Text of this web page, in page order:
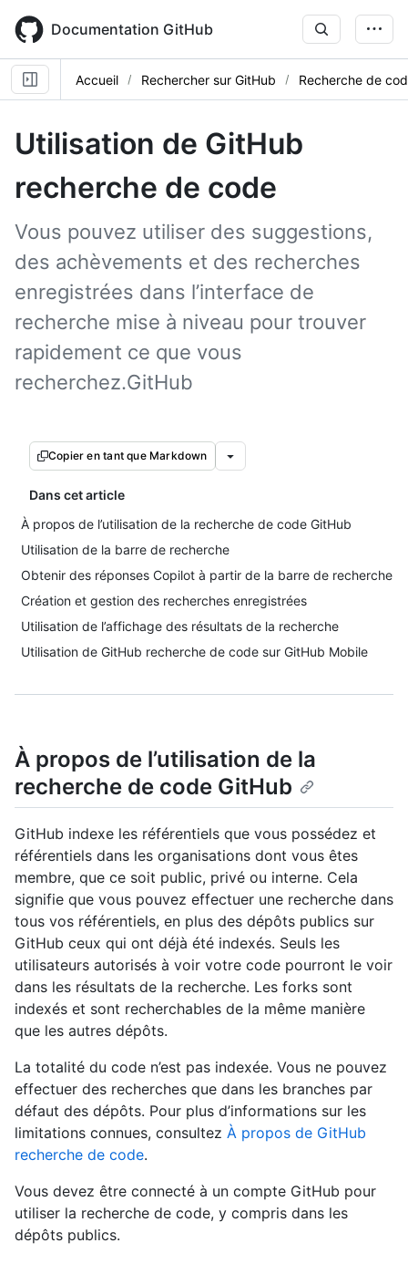
main
content
Documentation GitHub
Accueil Rechercher sur GitHub Recherche de
Utilisation de GitHub
recherche de code
Vous pouvez utiliser des suggestions,
des achèvements et des recherches
enregistrées dans l’interface de
recherche mise à niveau pour trouver
rapidement ce que vous
recherchez.GitHub
Copier en tant que Markdown
Dans cet article
À propos de l’utilisation de la recherche de code GitHub
Utilisation de la barre de recherche
Obtenir des réponses Copilot à partir de la barre de recherche
Création et gestion des recherches enregistrées
Utilisation de l’affichage des résultats de la recherche
Utilisation de GitHub recherche de code sur GitHub Mobile
À propos de l’utilisation de la
recherche de code GitHub
GitHub indexe les référentiels que vous possédez et
référentiels dans les organisations dont vous êtes
membre, que ce soit public, privé ou interne. Cela
signifie que vous pouvez effectuer une recherche dans
tous vos référentiels, en plus des dépôts publics sur
GitHub ceux qui ont déjà été indexés. Seuls les
utilisateurs autorisés à voir votre code pourront le voir
dans les résultats de la recherche. Les forks sont
indexés et sont recherchables de la même manière
que les autres dépôts.
La totalité du code n’est pas indexée. Vous ne pouvez
effectuer des recherches que dans les branches par
défaut des dépôts. Pour plus d’informations sur les
limitations connues, consultez À propos de GitHub
recherche de code.
Vous devez être connecté à un compte GitHub pour
utiliser la recherche de code, y compris dans les
dépôts publics.